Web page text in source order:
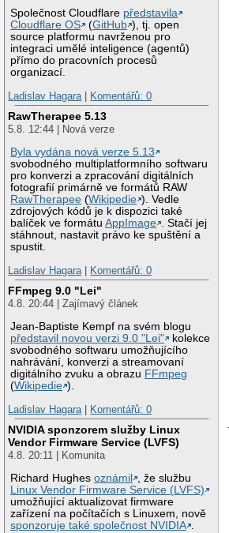
Společnost Cloudflare představila
Cloudflare OS
(GitHub ), tj. open
source platformu navrženou pro
integraci umělé inteligence (agentů)
přímo do pracovních procesů
organizací.
Ladislav Hagara
Komentářů: 0
RawTherapee 5.13
5.8. 12:44 | Nová verze
Byla vydána nová verze 5.13
svobodného multiplatformního softwaru
pro konverzi a zpracování digitálních
fotografií primárně ve formátů RAW
RawTherapee (Wikipedie ). Vedle
zdrojových kódů je k dispozici také
balíček ve formátuAppImage . Stačí jej
stáhnout, nastavit právo ke spuštění a
spustit.
Ladislav Hagara
Komentářů: 0
FFmpeg 9.0 "Lei"
4.8. 20:44 | Zajímavý článek
Jean-Baptiste Kempf na svém blogu
představil novou verzi 9.0 "Lei"
kolekce
svobodného softwaru umožňujícího
nahrávání, konverzi a streamovaní
digitálního zvuku a obrazu FFmpeg
(Wikipedie ).
Ladislav Hagara
Komentářů: 0
NVIDIA sponzorem služby Linux
Vendor Firmware Service (LVFS)
4.8. 20:11 | Komunita
Richard Hughesoznámil
, že službu
Linux Vendor Firmware Service (LVFS)
umožňující aktualizovat firmware
zařízení na počítačích s Linuxem, nově
sponzoruje také společnost NVIDIA .